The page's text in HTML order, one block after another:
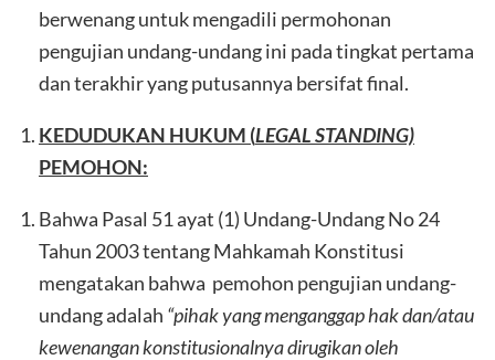
berwenang untuk mengadili permohonan
pengujian undang-undang ini pada tingkat pertama
dan terakhir yang putusannya bersifat final.
KEDUDUKAN HUKUM (LEGAL STANDING)
PEMOHON:
Bahwa Pasal 51 ayat (1) Undang-Undang No 24
Tahun 2003 tentang Mahkamah Konstitusi
mengatakan bahwa pemohon pengujian undang-
undang adalah “pihak yang menganggap hak dan/atau
kewenangan konstitusionalnya dirugikan oleh